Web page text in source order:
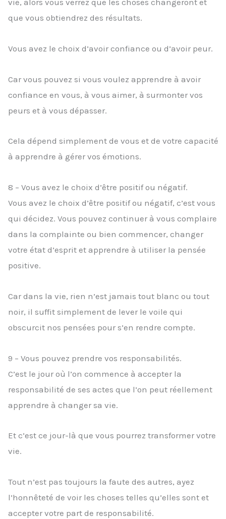
vie, alors vous verrez que les choses changeront et
que vous obtiendrez des résultats.
Vous avez le choix d’avoir confiance ou d’avoir peur.
Car vous pouvez si vous voulez apprendre à avoir
confiance en vous, à vous aimer, à surmonter vos
peurs et à vous dépasser.
Cela dépend simplement de vous et de votre capacité
à apprendre à gérer vos émotions.
8 – Vous avez le choix d’être positif ou négatif.
Vous avez le choix d’être positif ou négatif, c’est vous
qui décidez. Vous pouvez continuer à vous complaire
dans la complainte ou bien commencer, changer
votre état d’esprit et apprendre à utiliser la pensée
positive.
Car dans la vie, rien n’est jamais tout blanc ou tout
noir, il suffit simplement de lever le voile qui
obscurcit nos pensées pour s’en rendre compte.
9 – Vous pouvez prendre vos responsabilités.
C’est le jour où l’on commence à accepter la
responsabilité de ses actes que l’on peut réellement
apprendre à changer sa vie.
Et c’est ce jour-là que vous pourrez transformer votre
vie.
Tout n’est pas toujours la faute des autres, ayez
l’honnêteté de voir les choses telles qu’elles sont et
accepter votre part de responsabilité.